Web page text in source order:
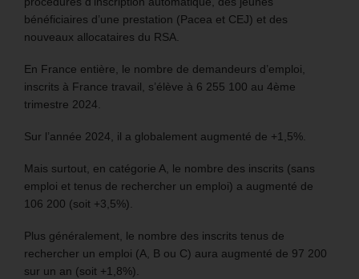
bénéficiaires d’une prestation (Pacea et CEJ) et des
nouveaux allocataires du RSA.
En France entière, le nombre de demandeurs d’emploi,
inscrits à France travail, s’élève à 6 255 100 au 4ème
trimestre 2024.
Sur l’année 2024, il a globalement augmenté de +1,5%.
Mais surtout, en catégorie A, le nombre des inscrits (sans
emploi et tenus de rechercher un emploi) a augmenté de
106 200 (soit +3,5%).
Plus généralement, le nombre des inscrits tenus de
rechercher un emploi (A, B ou C) aura augmenté de 97 200
sur un an (soit +1,8%).